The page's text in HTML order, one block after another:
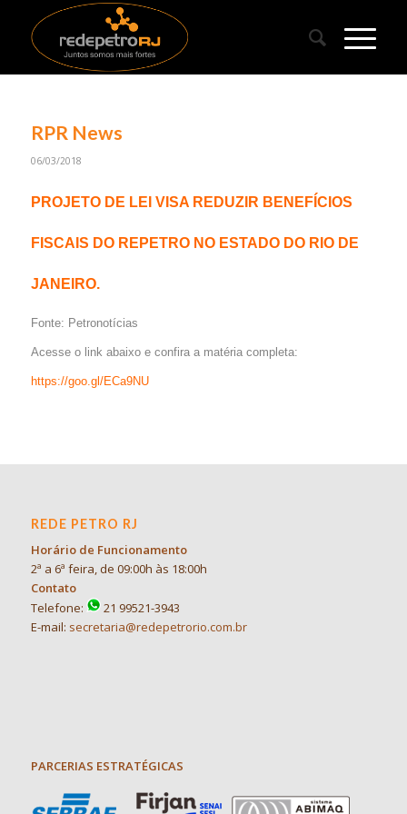
RPR News
06/03/2018
PROJETO DE LEI VISA REDUZIR BENEFÍCIOS
FISCAIS DO REPETRO NO ESTADO DO RIO DE
JANEIRO.
Fonte: Petronotícias
Acesse o link abaixo e confira a matéria completa:
https://goo.gl/ECa9NU
REDE PETRO RJ
Horário de Funcionamento
2ª a 6ª feira, de 09:00h às 18:00h
Contato
Telefone:
21 99521-3943
E-mail: secretaria@redepetrorio.com.br
PARCERIAS ESTRATÉGICAS